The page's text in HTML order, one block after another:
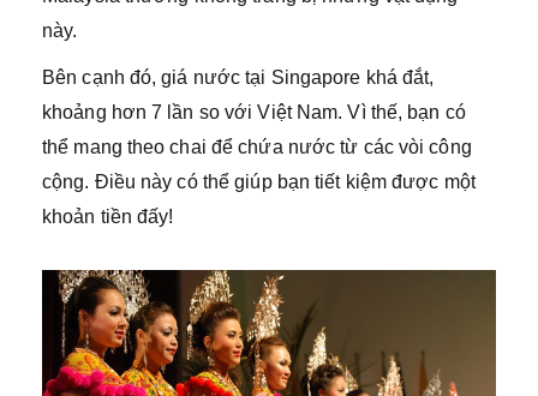
này.
Bên cạnh đó, giá nước tại Singapore khá đắt,
khoảng hơn 7 lần so với Việt Nam. Vì thế, bạn có
thể mang theo chai để chứa nước từ các vòi công
cộng. Điều này có thể giúp bạn tiết kiệm được một
khoản tiền đấy!